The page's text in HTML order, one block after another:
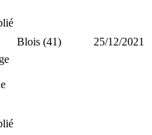
Blois (41) 25/12/2021